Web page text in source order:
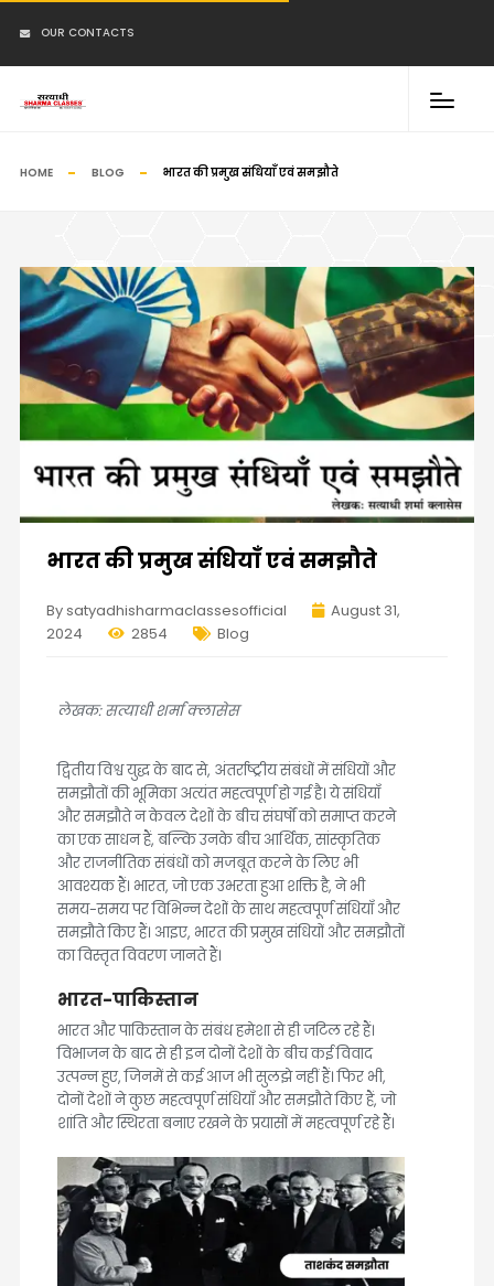
OUR CONTACTS
HOME BLOG भारत की प्रमुख संधियाँ एवं समझौते
भारत की प्रमुख संधियाँ एवं समझौते
By satyadhisharmaclassesofficial
August 31,
2024
2854 Blog
लेखक: सत्याधी शर्मा क्लासेस
द्वितीय विश्व युद्ध के बाद से, अंतर्राष्ट्रीय संबंधों में संधियों और
समझौतों की भूमिका अत्यंत महत्वपूर्ण हो गई है। ये संधियाँ
और समझौते न केवल देशों के बीच संघर्षों को समाप्त करने
का एक साधन हैं, बल्कि उनके बीच आर्थिक, सांस्कृतिक
और राजनीतिक संबंधों को मजबूत करने के लिए भी
आवश्यक हैं। भारत, जो एक उभरता हुआ शक्ति है, ने भी
समय-समय पर विभिन्न देशों के साथ महत्वपूर्ण संधियाँ और
समझौते किए हैं। आइए, भारत की प्रमुख संधियों और समझौतों
का विस्तृत विवरण जानते हैं।
भारत-पाकिस्तान
भारत और पाकिस्तान के संबंध हमेशा से ही जटिल रहे हैं।
विभाजन के बाद से ही इन दोनों देशों के बीच कई विवाद
उत्पन्न हुए, जिनमें से कई आज भी सुलझे नहीं हैं। फिर भी,
दोनों देशों ने कुछ महत्वपूर्ण संधियाँ और समझौते किए हैं, जो
शांति और स्थिरता बनाए रखने के प्रयासों में महत्वपूर्ण रहे हैं।